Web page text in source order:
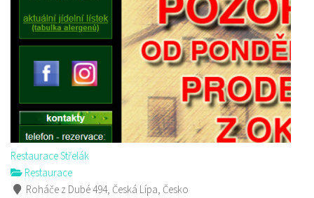
Restaurace Střelák
Restaurace
Roháče z Dubé 494, Česká Lípa, Česko